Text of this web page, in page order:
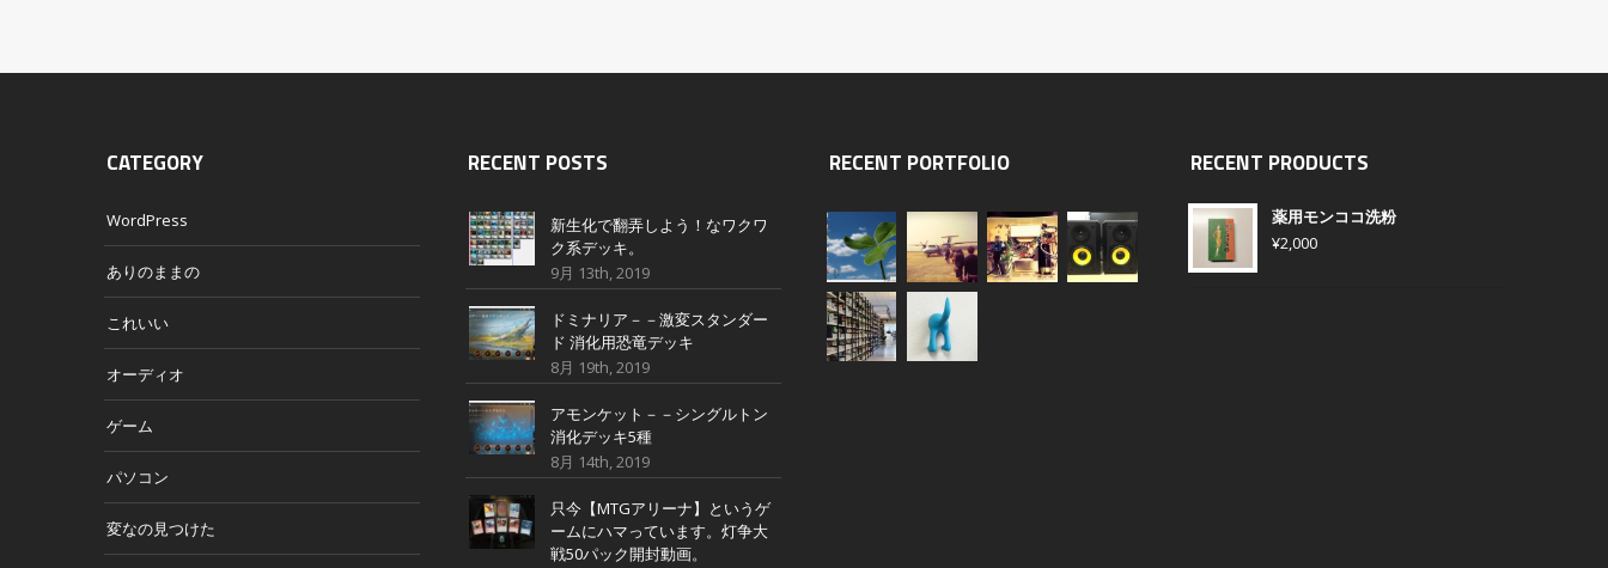
CATEGORY
WordPress
ありのままの
これいい
オーディオ
ゲーム
パソコン
変なの見つけた
RECENT POSTS
新生化で翻弄しよう！なワクワ
ク系デッキ。
9月 13th, 2019
ドミナリア－－激変スタンダー
ド 消化用恐竜デッキ
8月 19th, 2019
アモンケット－－シングルトン
消化デッキ5種
8月 14th, 2019
只今【MTGアリーナ】というゲ
ームにハマっています。灯争大
戦50パック開封動画。
RECENT PORTFOLIO RECENT PRODUCTS
薬用モンココ洗粉
¥2,000